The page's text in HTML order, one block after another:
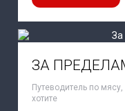
ЗА
Путеводитель по
хотите